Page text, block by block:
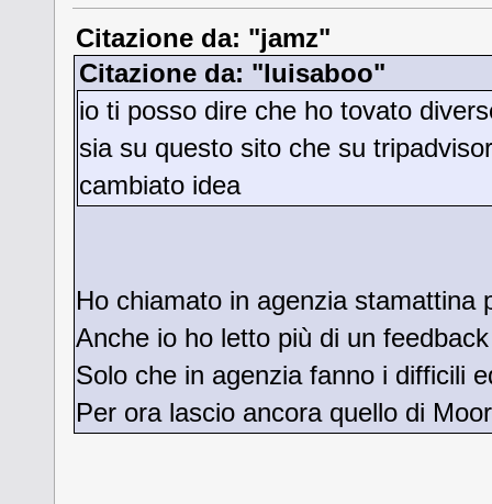
Citazione da: "jamz"
Citazione da: "luisaboo"
io ti posso dire che ho tovato
sia su questo sito che su
cambiato idea
Ho chiamato in agenzia stamattina
Anche io ho letto più di un
Solo che in agenzia fanno i difficili
Per ora lascio ancora quello di